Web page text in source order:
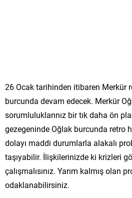
26 Ocak tarihinden itibaren Merkür
burcunda devam edecek. Merkür
sorumluluklarınız bir tık daha ön
gezegeninde Oğlak burcunda retro
dolayı maddi durumlarla alakalı
taşıyabilir. İlişkilerinizde ki krizleri
çalışmalısınız. Yarım kalmış olan
odaklanabilirsiniz.